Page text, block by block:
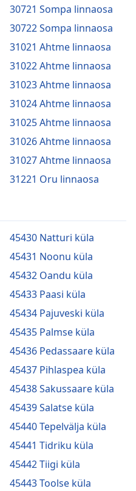
30721 Sompa linnaosa
30722 Sompa linnaosa
31021 Ahtme linnaosa
31022 Ahtme linnaosa
31023 Ahtme linnaosa
31024 Ahtme linnaosa
31025 Ahtme linnaosa
31026 Ahtme linnaosa
31027 Ahtme linnaosa
31221 Oru linnaosa
45430 Natturi küla
45431 Noonu küla
45432 Oandu küla
45433 Paasi küla
45434 Pajuveski küla
45435 Palmse küla
45436 Pedassaare küla
45437 Pihlaspea küla
45438 Sakussaare küla
45439 Salatse küla
45440 Tepelvälja küla
45441 Tidriku küla
45442 Tiigi küla
45443 Toolse küla